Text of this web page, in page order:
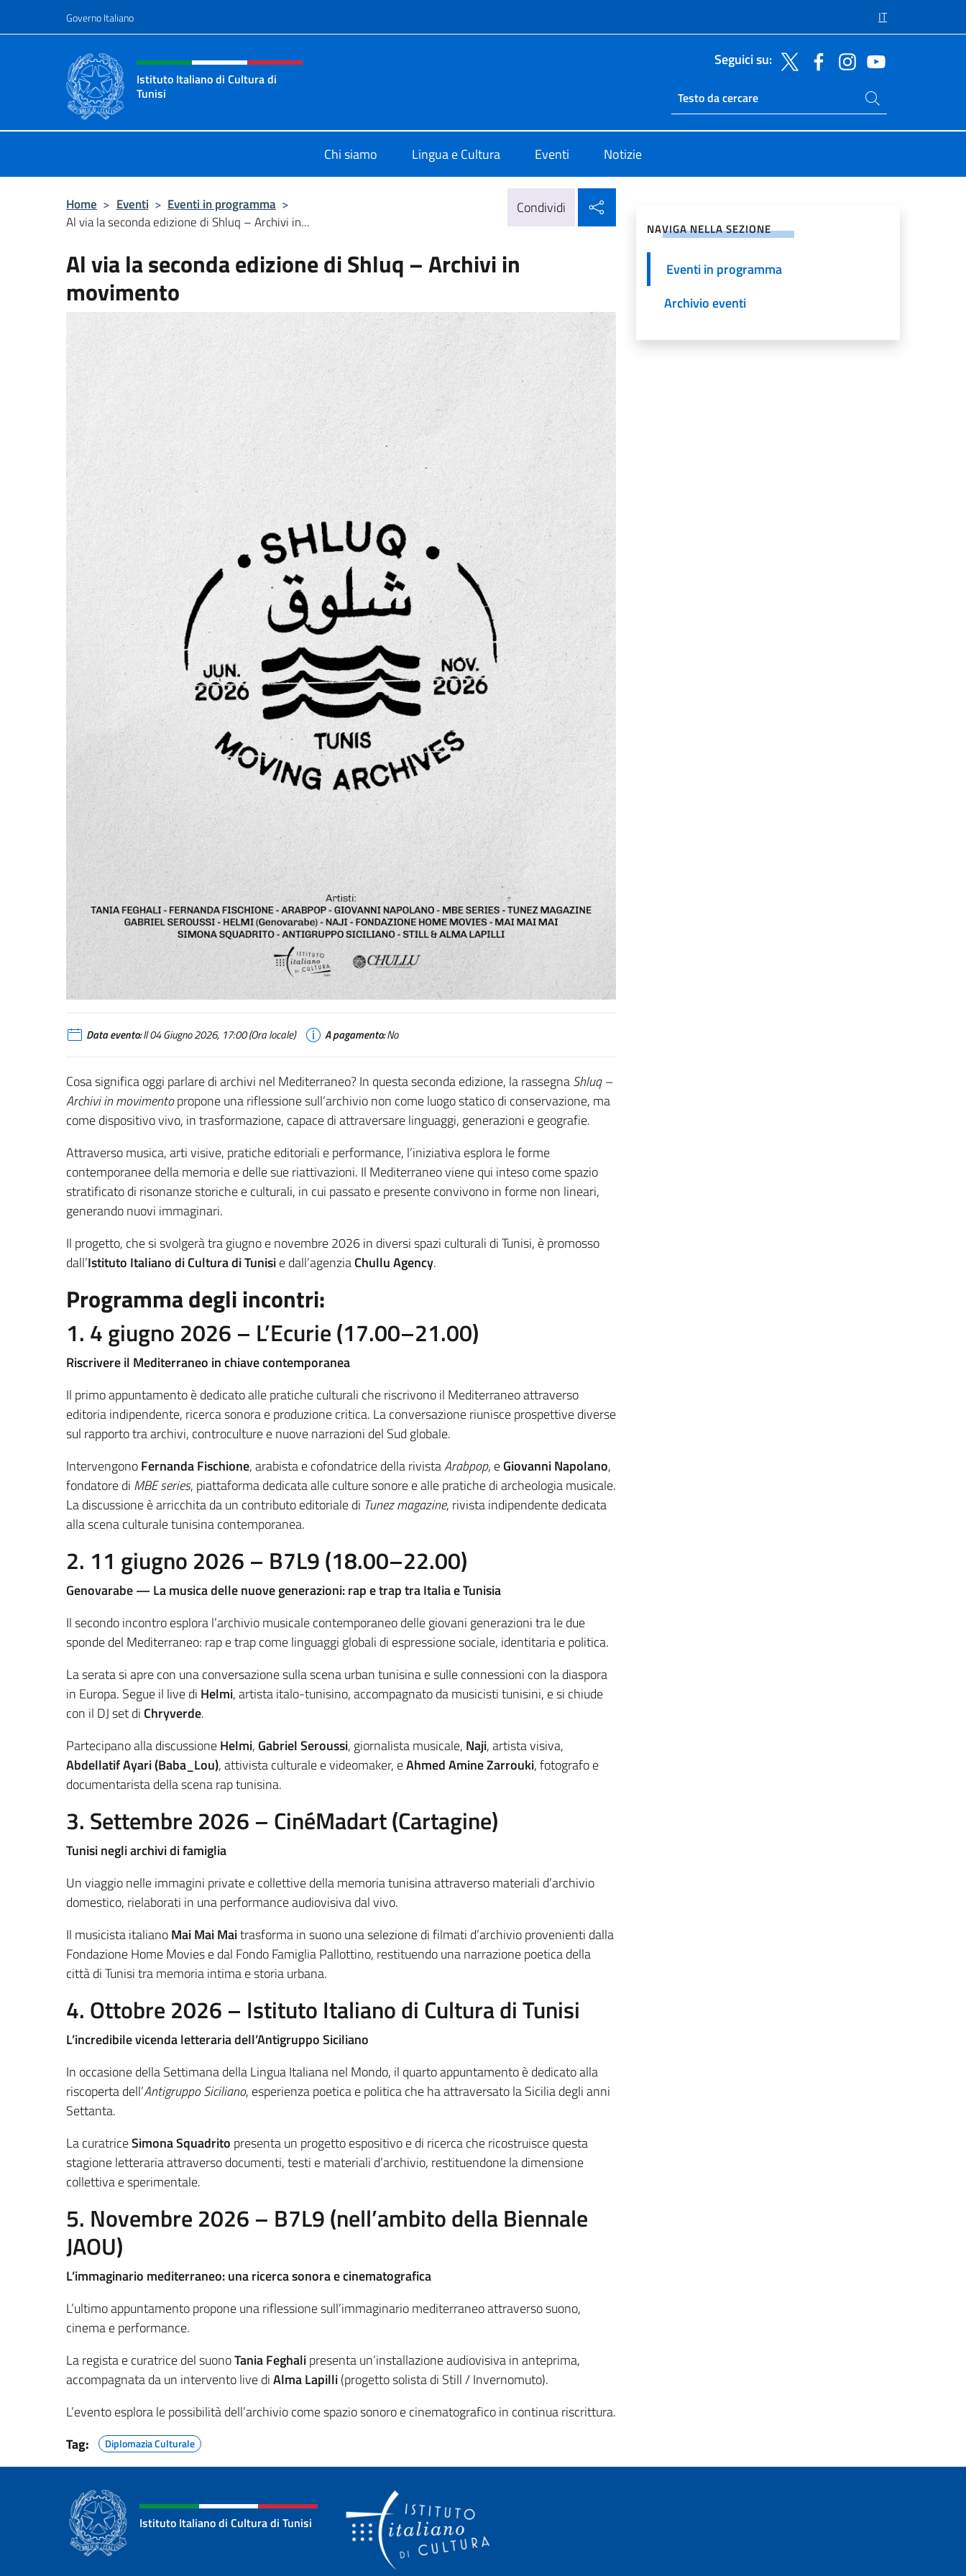
Governo Italiano IT
Intestazione sito, social e menù
Istituto Italiano di Cultura di
Tunisi
Seguici su:
Ricerca sito live
Cerca nel sito
Chi siamo Lingua e Cultura Eventi Notizie
Home > Eventi > Eventi in programma >
Al via la seconda edizione di Shluq – Archivi in...
Condividi
Al via la seconda edizione di Shluq – Archivi in
movimento
Data evento:Il 04 Giugno 2026, 17:00 (Ora locale) A pagamento:No
Cosa significa oggi parlare di archivi nel Mediterraneo? In questa seconda edizione, la rassegnaShluq –
Archivi in movimentopropone una riflessione sull’archivio non come luogo statico di conservazione, ma
come dispositivo vivo, in trasformazione, capace di attraversare linguaggi, generazioni e geografie.
Attraverso musica, arti visive, pratiche editoriali e performance, l’iniziativa esplora le forme
contemporanee della memoria e delle sue riattivazioni. Il Mediterraneo viene qui inteso come spazio
stratificato di risonanze storiche e culturali, in cui passato e presente convivono in forme non lineari,
generando nuovi immaginari.
Il progetto, che si svolgerà tra giugno e novembre 2026 in diversi spazi culturali di Tunisi, è promosso
dall’Istituto Italiano di Cultura di Tunisie dall’agenziaChullu Agency.
Programma degli incontri:
1. 4 giugno 2026 – L’Ecurie (17.00–21.00)
Riscrivere il Mediterraneo in chiave contemporanea
Il primo appuntamento è dedicato alle pratiche culturali che riscrivono il Mediterraneo attraverso
editoria indipendente, ricerca sonora e produzione critica. La conversazione riunisce prospettive diverse
sul rapporto tra archivi, controculture e nuove narrazioni del Sud globale.
IntervengonoFernanda Fischione, arabista e cofondatrice della rivistaArabpop, eGiovanni Napolano,
fondatore di MBE series, piattaforma dedicata alle culture sonore e alle pratiche di archeologia musicale.
La discussione è arricchita da un contributo editoriale di Tunez magazine, rivista indipendente dedicata
alla scena culturale tunisina contemporanea.
2. 11 giugno 2026 – B7L9 (18.00–22.00)
Genovarabe — La musica delle nuove generazioni: rap e trap tra Italia e Tunisia
Il secondo incontro esplora l’archivio musicale contemporaneo delle giovani generazioni tra le due
sponde del Mediterraneo: rap e trap come linguaggi globali di espressione sociale, identitaria e politica.
La serata si apre con una conversazione sulla scena urban tunisina e sulle connessioni con la diaspora
in Europa. Segue il live di Helmi, artista italo-tunisino, accompagnato da musicisti tunisini, e si chiude
con il DJ set di Chryverde.
Partecipano alla discussioneHelmi, Gabriel Seroussi, giornalista musicale, Naji, artista visiva,
Abdellatif Ayari (Baba_Lou), attivista culturale e videomaker, eAhmed Amine Zarrouki, fotografo e
documentarista della scena rap tunisina.
3. Settembre 2026 – CinéMadart (Cartagine)
Tunisi negli archivi di famiglia
Un viaggio nelle immagini private e collettive della memoria tunisina attraverso materiali d’archivio
domestico, rielaborati in una performance audiovisiva dal vivo.
Il musicista italianoMai Mai Maitrasforma in suono una selezione di filmati d’archivio provenienti dalla
Fondazione Home Movies e dal Fondo Famiglia Pallottino, restituendo una narrazione poetica della
città di Tunisi tra memoria intima e storia urbana.
4. Ottobre 2026 – Istituto Italiano di Cultura di Tunisi
L’incredibile vicenda letteraria dell’Antigruppo Siciliano
In occasione della Settimana della Lingua Italiana nel Mondo, il quarto appuntamento è dedicato alla
riscoperta dell’Antigruppo Siciliano, esperienza poetica e politica che ha attraversato la Sicilia degli anni
Settanta.
La curatriceSimona Squadrito presenta un progetto espositivo e di ricerca che ricostruisce questa
stagione letteraria attraverso documenti, testi e materiali d’archivio, restituendone la dimensione
collettiva e sperimentale.
5. Novembre 2026 – B7L9 (nell’ambito della Biennale
JAOU)
L’immaginario mediterraneo: una ricerca sonora e cinematografica
L’ultimo appuntamento propone una riflessione sull’immaginario mediterraneo attraverso suono,
cinema e performance.
La regista e curatrice del suonoTania Feghalipresenta un’installazione audiovisiva in anteprima,
accompagnata da un intervento live diAlma Lapilli(progetto solista di Still / Invernomuto).
L’evento esplora le possibilità dell’archivio come spazio sonoro e cinematografico in continua riscrittura.
Tag:
Diplomazia Culturale
NAVIGA NELLA SEZIONE
Eventi in programma
Archivio eventi
Istituto Italiano di Cultura di Tunisi